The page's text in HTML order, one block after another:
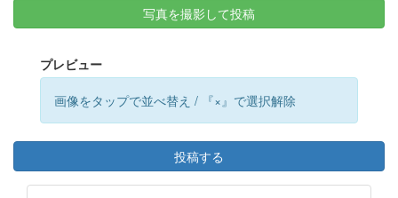
写真を撮影して投稿
プレビュー
画像をタップで並べ替え / 『×』で選択解除
投稿する